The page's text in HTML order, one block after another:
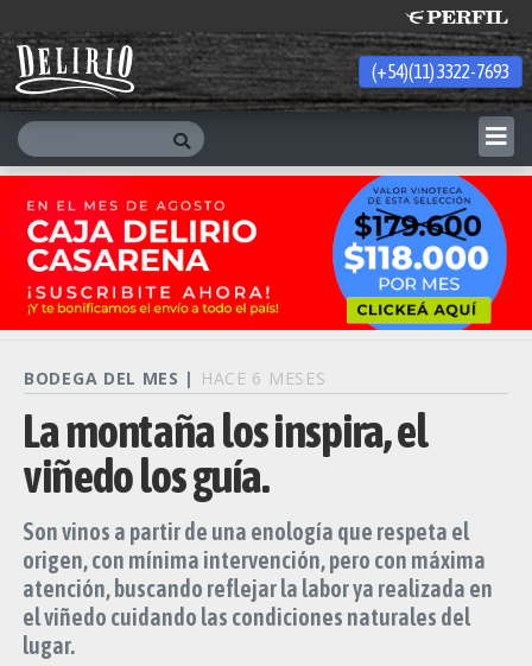
Friday 7 de August de 2026
(+54)(11) 3322-7693
BODEGA DEL MES | HACE 6 MESES
La montaña los inspira, el
viñedo los guía.
Son vinos a partir de una enología que respeta el
origen, con mínima intervención, pero con máxima
atención, buscando reflejar la labor ya realizada en
el viñedo cuidando las condiciones naturales del
lugar.